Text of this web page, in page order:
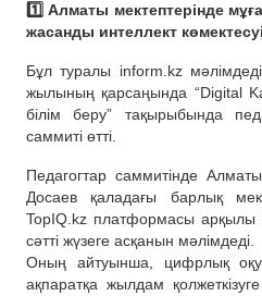
1️⃣ Алматы мектептерінде
жасанды интеллект
Бұл туралы inform.kz
жылының қарсаңында “Digital
білім беру” тақырыбында
саммиті өтті.
Педагогтар саммитінде
Досаев қаладағы барлық
TopIQ.kz платформасы
сәтті жүзеге асқанын мәлімдеді.
Оның айтуынша, цифрлық
ақпаратқа жылдам